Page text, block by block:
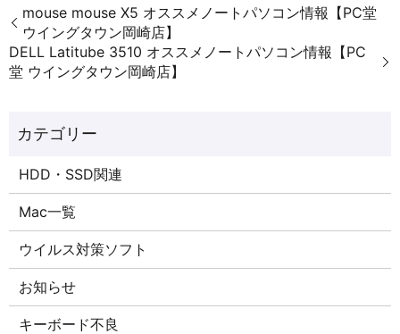
mouse mouse X5 オススメノートパソコン情報【PC堂
ウイングタウン岡崎店】
DELL Latitube 3510 オススメノートパソコン情報【PC
堂 ウイングタウン岡崎店】
HDD・SSD関連
Mac一覧
ウイルス対策ソフト
お知らせ
キーボード不良